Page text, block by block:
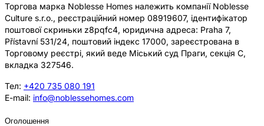
Торгова марка Noblesse Homes належить компанії Noblesse
Culture s.r.o., реєстраційний номер 08919607, ідентифікатор
поштової скриньки z8pqfc4, юридична адреса: Praha 7,
Přístavní 531/24, поштовий індекс 17000, зареєстрована в
Торговому реєстрі, який веде Міський суд Праги, секція C,
вкладка 327546.
Тел: +420 735 080 191
E-mail: info@noblessehomes.com
Оголошення